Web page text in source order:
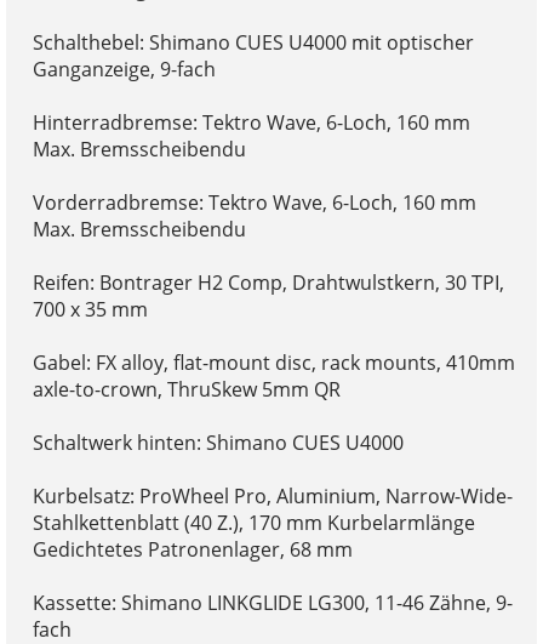
Schalthebel: Shimano CUES U4000 mit optischer
Ganganzeige, 9-fach
Hinterradbremse: Tektro Wave, 6-Loch, 160 mm
Max. Bremsscheibendu
Vorderradbremse: Tektro Wave, 6-Loch, 160 mm
Max. Bremsscheibendu
Reifen: Bontrager H2 Comp, Drahtwulstkern, 30 TPI,
700 x 35 mm
Gabel: FX alloy, flat-mount disc, rack mounts, 410mm
axle-to-crown, ThruSkew 5mm QR
Schaltwerk hinten: Shimano CUES U4000
Kurbelsatz: ProWheel Pro, Aluminium, Narrow-Wide-
Stahlkettenblatt (40 Z.), 170 mm Kurbelarmlänge
Gedichtetes Patronenlager, 68 mm
Kassette: Shimano LINKGLIDE LG300, 11-46 Zähne, 9-
fach